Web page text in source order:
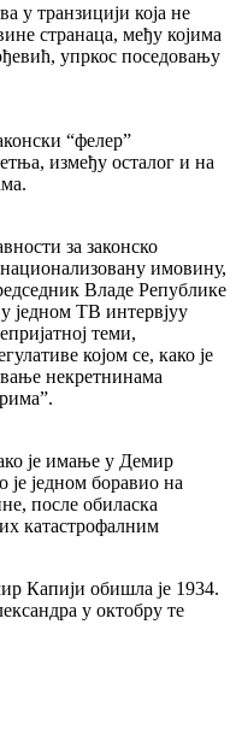
у транзицији која не
странаца, међу којима
упркос поседовању
“фелер”
између осталог и на
за законско
имовину,
Владе Републике
једном ТВ интервјуу
теми,
којом се, како је
некретнинама
је имање у Демир
је једном боравио на
после обиласка
катастрофалним
Капији обишла је 1934.
у октобру те